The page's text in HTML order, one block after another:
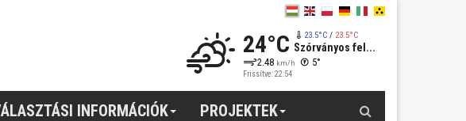
24°C 23.5°C/ 23.5°C
Szórványos fel...
2.48 km/h 5°
Frissítve: 22:54
INFORMÁCIÓK PROJEKTEK